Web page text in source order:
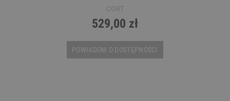
CORT
529,00 zł
POWIADOM O DOSTĘPNOŚCI